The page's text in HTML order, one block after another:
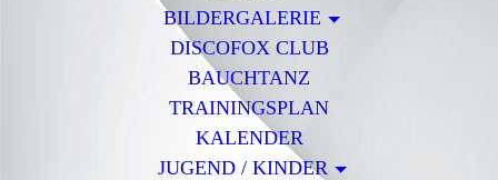
BILDERGALERIE
DISCOFOX CLUB
BAUCHTANZ
TRAININGSPLAN
KALENDER
JUGEND / KINDER